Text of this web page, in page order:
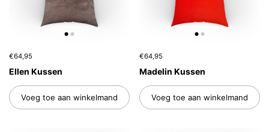
€64,95
Ellen Kussen
Voeg toe aan winkelmand
€64,95
Madelin Kussen
Voeg toe aan winkelmand